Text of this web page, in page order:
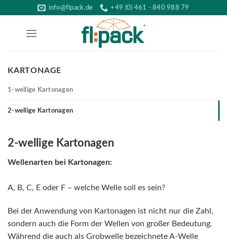
content
info@flpack.de +49 (0) 461 - 840 988 79
KARTONAGE
1-wellige Kartonagen
2-wellige Kartonagen
2-wellige Kartonagen
Wellenarten bei Kartonagen:
A, B, C, E oder F – welche Welle soll es sein?
Bei der Anwendung von Kartonagen ist nicht nur die Zahl,
sondern auch die Form der Wellen von großer Bedeutung.
Während die auch als Grobwelle bezeichnete A-Welle